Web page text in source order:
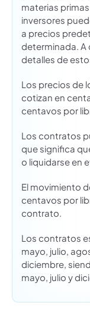
materias
inversores
a precios
determinada. A
detalles de
Los precios de
cotizan en
centavos por
Los contratos
que significa
o liquidarse en
El movimiento
centavos por
contrato.
Los contratos
mayo, julio,
diciembre,
mayo, julio y